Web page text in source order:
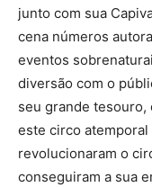
junto com sua
cena números
eventos
diversão com o
seu grande tesouro,
este circo
revolucionaram o
conseguiram a sua